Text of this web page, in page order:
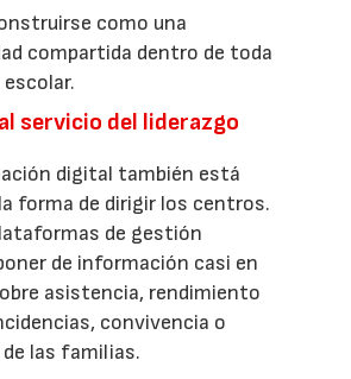
como una
compartida dentro de toda
servicio del liderazgo
digital también está
forma de dirigir los centros.
de gestión
de información casi en
asistencia, rendimiento
convivencia o
las familias.